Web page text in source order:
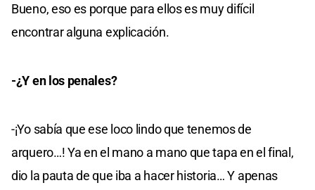
Bueno, eso es porque para ellos es muy difícil
encontrar alguna explicación.
-¿Y en los penales?
-¡Yo sabía que ese loco lindo que tenemos de
arquero…! Ya en el mano a mano que tapa en el final,
dio la pauta de que iba a hacer historia… Y apenas